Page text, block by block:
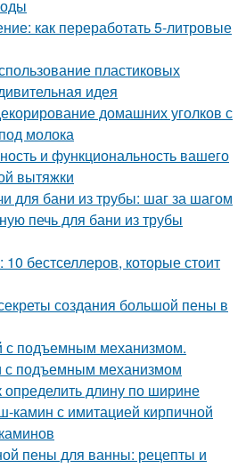
как переработать 5-литровые
пластиковых
идея
домашних уголков с
молока
и функциональность вашего
вытяжки
для бани из трубы: шаг за шагом
печь для бани из трубы
бестселлеров, которые стоит
создания большой пены в
с подъемным механизмом.
с подъемным механизмом
длину по ширине
камин с имитацией кирпичной
пены для ванны: рецепты и